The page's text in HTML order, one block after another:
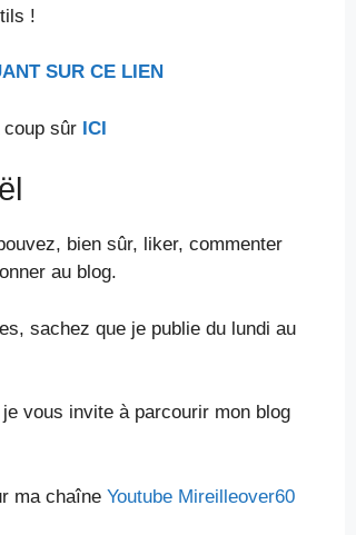
!
SUR CE LIEN
sûr ICI
bien sûr, liker, commenter
au blog.
sachez que je publie du lundi au
vous invite à parcourir mon blog
ma chaîne Youtube Mireilleover60